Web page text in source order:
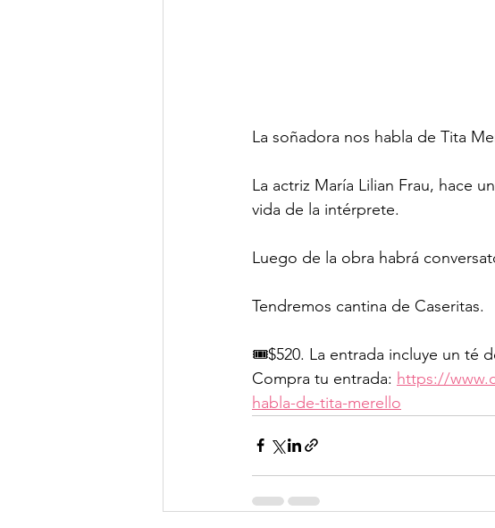
La soñadora nos habla de Tita
La actriz María Lilian Frau, hace
vida de la intérprete.
Luego de la obra habrá
Tendremos cantina de Caseritas.
🎟️$520. La entrada incluye un té
Compra tu entrada: https://
habla-de-tita-merello